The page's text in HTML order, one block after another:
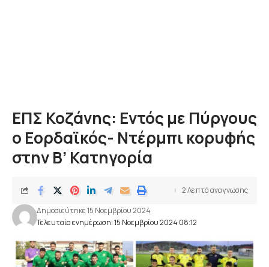
ΕΠΣ Κοζάνης: Εντός με Πύργους
ο Εορδαϊκός- Ντέρμπι κορυφής
στην Β’ Κατηγορία
Τελευταία ενημέρωση: 15 Νοεμβρίου 2024 08:12
Δημοσιεύτηκε 15 Νοεμβρίου 2024
2 Λεπτά αναγνωσης